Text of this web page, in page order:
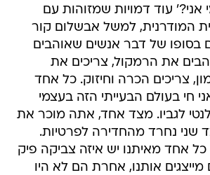
אני?' עוד דמויות שמזוהות עם
המודרנית, למשל אבשלום קור
בסופו של דבר אנשים שאוהבים
את הרמקול, צריכים את
צריכים הכרה וחיזוק. כל אחד
חי בעולם הבעייתי הזה בעצמי
לגביו. מצד אחד, אתה מוכר את
שני נחרד מהחדירה לפרטיות.
אחד מאיתנו יש איזה צביקה פיק
מייצגים אותנו, אחרת הם לא היו